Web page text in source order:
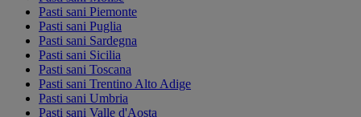
Pasti sani Piemonte
Pasti sani Puglia
Pasti sani Sardegna
Pasti sani Sicilia
Pasti sani Toscana
Pasti sani Trentino Alto Adige
Pasti sani Umbria
Pasti sani Valle d'Aosta